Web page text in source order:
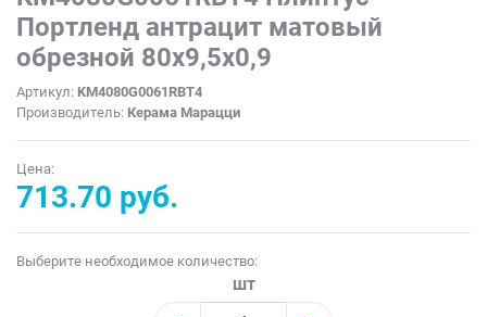
Портленд антрацит матовый
обрезной 80x9,5x0,9
Артикул: KM4080G0061RBT4
Производитель: Керама Марацци
Цена:
713.70 руб.
Выберите необходимое количество:
шт